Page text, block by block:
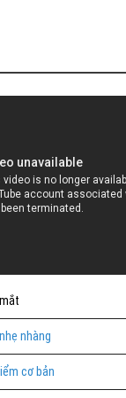
nhàng
cơ bản